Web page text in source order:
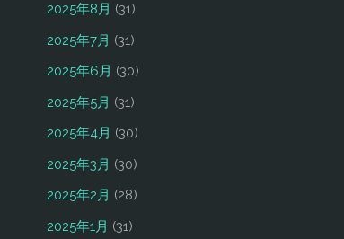
2025年8月 (31)
2025年7月 (31)
2025年6月 (30)
2025年5月 (31)
2025年4月 (30)
2025年3月 (30)
2025年2月 (28)
2025年1月 (31)